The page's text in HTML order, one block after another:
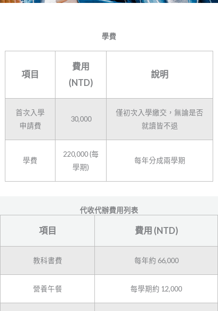
學費
項目
費用
(NTD)
說明
首次入學
申請費
30,000
僅初次入學繳交，無論是否
就讀皆不退
學費
220,000 (每
學期)
每年分成兩學期
代收代辦費用列表
項目 費用 (NTD)
教科書費 每年約 66,000
營養午餐 每學期約 12,000